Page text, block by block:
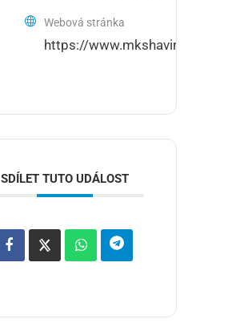
Webová stránka
https://www.mkshavirov.cz/
SDÍLET TUTO UDÁLOST